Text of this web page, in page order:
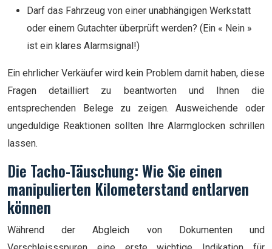
Darf das Fahrzeug von einer unabhängigen Werkstatt
oder einem Gutachter überprüft werden? (Ein « Nein »
ist ein klares Alarmsignal!)
Ein ehrlicher Verkäufer wird kein Problem damit haben, diese
Fragen detailliert zu beantworten und Ihnen die
entsprechenden Belege zu zeigen. Ausweichende oder
ungeduldige Reaktionen sollten Ihre Alarmglocken schrillen
lassen.
Die Tacho-Täuschung: Wie Sie einen
manipulierten Kilometerstand entlarven
können
Während der Abgleich von Dokumenten und